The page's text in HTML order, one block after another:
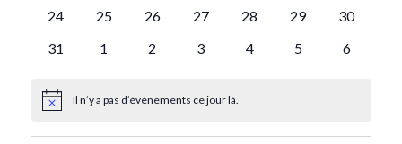
0
24
0
25
0
26
0
27
0
28
0
29
0
30
0
31
0
1
0
2
0
3
0
4
0
5
0
6
NoticeIl n’y a pas d’évènements ce jour là.